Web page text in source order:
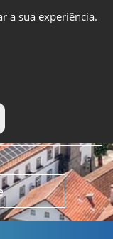
a sua experiência.